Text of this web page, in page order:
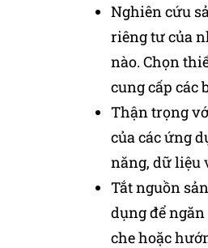
Nghiên cứu
riêng tư của
nào. Chọn
cung cấp các
Thận trọng
của các ứng
năng, dữ liệu
Tắt nguồn
dụng để
che hoặc